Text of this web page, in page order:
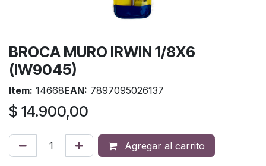
BROCA MURO IRWIN 1/8X6
(IW9045)
Item: 14668EAN: 7897095026137
$ 14.900,00
Agregar al carrito